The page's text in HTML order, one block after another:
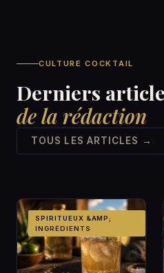
CULTURE COCKTAIL
Derniers
de la rédaction
TOUS LES ARTICLES →
SPIRITUEUX &AMP;
INGRÉDIENTS